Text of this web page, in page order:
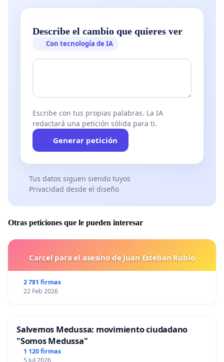
Describe el cambio que quieres ver
Con tecnología de IA
Escribe con tus propias palabras. La IA
redactará una petición sólida para ti.
Generar petición
Tus datos siguen siendo tuyos
Privacidad desde el diseño
Otras peticiones que le pueden interesar
Carcel para el asesino de Juan Esteban Rubio
2 781 firmas
22 Feb 2026
Salvemos Medussa: movimiento ciudadano
"Somos Medussa"
1 120 firmas
5 Jul 2026